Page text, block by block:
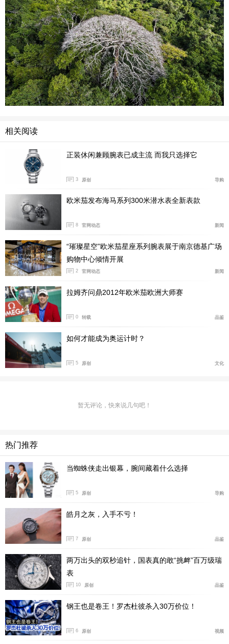
相关阅读
正装休闲兼顾腕表已成主流 而我只选择它
3 原创 导购
欧米茄发布海马系列300米潜水表全新表款
8 官网动态 新闻
“璀璨星空”欧米茄星座系列腕表展于南京德基广场
购物中心倾情开展
2 官网动态 新闻
拉姆齐问鼎2012年欧米茄欧洲大师赛
0 转载 品鉴
如何才能成为奥运计时？
5 原创 文化
暂无评论，快来说几句吧！
热门推荐
当蜘蛛侠走出银幕，腕间藏着什么选择
5 原创 导购
皓月之灰，入手不亏！
7 原创 品鉴
两万出头的双秒追针，国表真的敢“挑衅”百万级瑞
表
10 原创 品鉴
钢王也是卷王！罗杰杜彼杀入30万价位！
6 原创 视频